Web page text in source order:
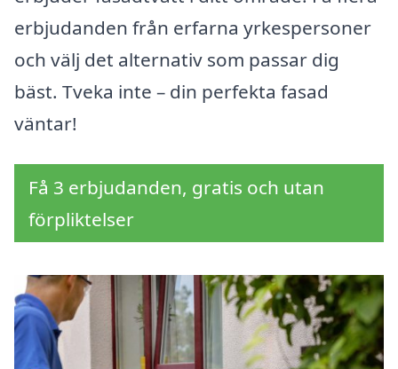
erbjudanden från erfarna yrkespersoner
och välj det alternativ som passar dig
bäst. Tveka inte – din perfekta fasad
väntar!
Få 3 erbjudanden, gratis och utan
förpliktelser